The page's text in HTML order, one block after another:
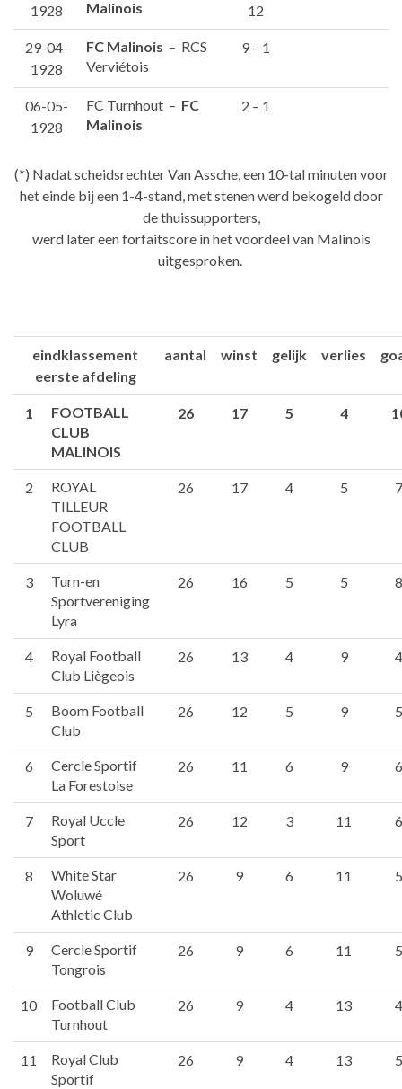
1928 Malinois 12
29-04-
1928
FC Malinois – RCS
Verviétois
9 – 1
06-05-
1928
FC Turnhout – FC
Malinois
2 – 1
(*) Nadat scheidsrechter Van Assche, een 10-tal minuten voor
het einde bij een 1-4-stand, met stenen werd bekogeld door
de thuissupporters,
werd later een forfaitscore in het voordeel van Malinois
uitgesproken.
eindklassement
eerste afdeling
aantal winst gelijk verlies
1
FOOTBALL
CLUB
MALINOIS
26 17 5 4
2
ROYAL
TILLEUR
FOOTBALL
CLUB
26 17 4 5
3
Turn-en
Sportvereniging
Lyra
26 16 5 5
4
Royal Football
Club Liègeois
26 13 4 9
5
Boom Football
Club
26 12 5 9
6
Cercle Sportif
La Forestoise
26 11 6 9
7
Royal Uccle
Sport
26 12 3 11
8
White Star
Woluwé
Athletic Club
26 9 6 11
9
Cercle Sportif
Tongrois
26 9 6 11
10
Football Club
Turnhout
26 9 4 13
11
Royal Club
Sportif
26 9 4 13